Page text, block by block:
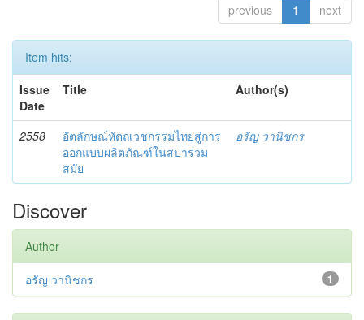
previous 1 next
Item hits:
Issue
Date
Title Author(s)
2558
อัตลักษณ์หัตถเวชกรรมไทยสู่การ
ออกแบบผลิตภัณฑ์ในสปาร่วม
สมัย
อรัญ วานิชกร
Discover
Author
1
อรัญ วานิชกร